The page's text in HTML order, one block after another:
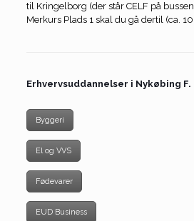
til Kringelborg (der står CELF på
Merkurs Plads 1 skal du gå dertil (ca.
Erhvervsuddannelser i Nykøbing F.
Byggeri
El og VVS
Fødevarer
EUD Business